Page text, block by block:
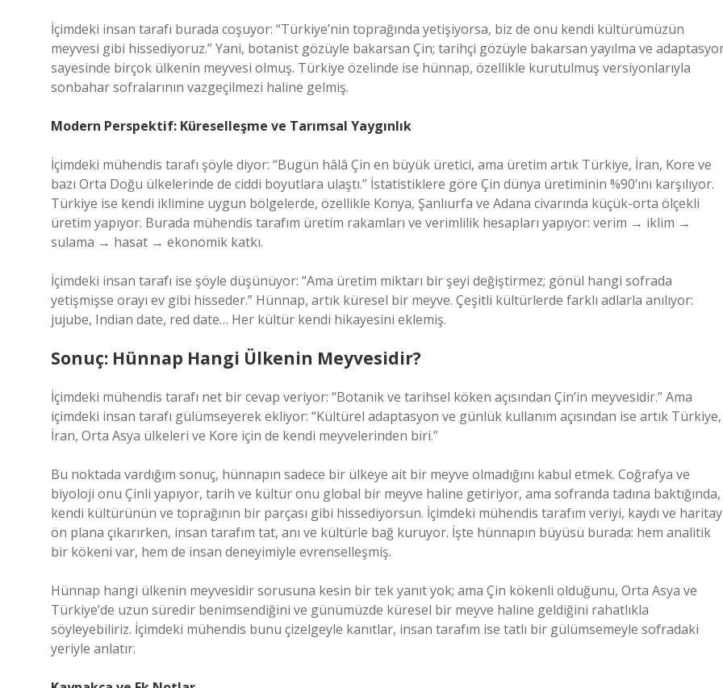
İçimdeki insan tarafı burada coşuyor: “Türkiye’nin toprağında yetişiyorsa, biz de onu kendi kültürümüzün
meyvesi gibi hissediyoruz.” Yani, botanist gözüyle bakarsan Çin; tarihçi gözüyle bakarsan yayılma ve
sayesinde birçok ülkenin meyvesi olmuş. Türkiye özelinde ise hünnap, özellikle kurutulmuş versiyonlarıyla
sonbahar sofralarının vazgeçilmezi haline gelmiş.
Modern Perspektif: Küreselleşme ve Tarımsal Yaygınlık
İçimdeki mühendis tarafı şöyle diyor: “Bugün hâlâ Çin en büyük üretici, ama üretim artık Türkiye, İran, Kore ve
bazı Orta Doğu ülkelerinde de ciddi boyutlara ulaştı.” İstatistiklere göre Çin dünya üretiminin %90’ını karşılıyor.
Türkiye ise kendi iklimine uygun bölgelerde, özellikle Konya, Şanlıurfa ve Adana civarında küçük-orta ölçekli
üretim yapıyor. Burada mühendis tarafım üretim rakamları ve verimlilik hesapları yapıyor: verim → iklim →
sulama → hasat → ekonomik katkı.
İçimdeki insan tarafı ise şöyle düşünüyor: “Ama üretim miktarı bir şeyi değiştirmez; gönül hangi sofrada
yetişmişse orayı ev gibi hisseder.” Hünnap, artık küresel bir meyve. Çeşitli kültürlerde farklı adlarla anılıyor:
jujube, Indian date, red date… Her kültür kendi hikayesini eklemiş.
Sonuç: Hünnap Hangi Ülkenin Meyvesidir?
İçimdeki mühendis tarafı net bir cevap veriyor: “Botanik ve tarihsel köken açısından Çin’in meyvesidir.” Ama
içimdeki insan tarafı gülümseyerek ekliyor: “Kültürel adaptasyon ve günlük kullanım açısından ise artık Türkiye,
İran, Orta Asya ülkeleri ve Kore için de kendi meyvelerinden biri.”
Bu noktada vardığım sonuç, hünnapın sadece bir ülkeye ait bir meyve olmadığını kabul etmek. Coğrafya ve
biyoloji onu Çinli yapıyor, tarih ve kültür onu global bir meyve haline getiriyor, ama sofranda tadına baktığında,
kendi kültürünün ve toprağının bir parçası gibi hissediyorsun. İçimdeki mühendis tarafım veriyi, kaydı ve
ön plana çıkarırken, insan tarafım tat, anı ve kültürle bağ kuruyor. İşte hünnapın büyüsü burada: hem analitik
bir kökeni var, hem de insan deneyimiyle evrenselleşmiş.
Hünnap hangi ülkenin meyvesidir sorusuna kesin bir tek yanıt yok; ama Çin kökenli olduğunu, Orta Asya ve
Türkiye’de uzun süredir benimsendiğini ve günümüzde küresel bir meyve haline geldiğini rahatlıkla
söyleyebiliriz. İçimdeki mühendis bunu çizelgeyle kanıtlar, insan tarafım ise tatlı bir gülümsemeyle sofradaki
yeriyle anlatır.